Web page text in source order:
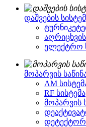
დაშვების
აღრიცხვის
ელექტრო
მოპარვის
AM
RF სისტემა
მოპარვის